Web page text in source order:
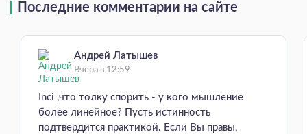
Последние комментарии на сайте
Андрей Латышев
Вчера в 12:59
Inci ,что толку спорить - у кого мышление
более линейное? Пусть истинность
подтвердится практикой. Если Вы правы,